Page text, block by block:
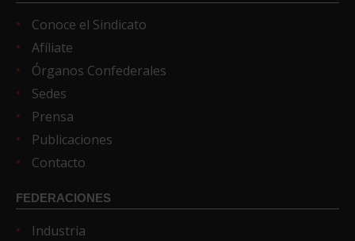
Conoce el Sindicato
Afíliate
Órganos Confederales
Sedes
Prensa
Publicaciones
Contacto
FEDERACIONES
Industria